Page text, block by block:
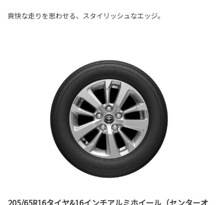
爽快な走りを思わせる、スタイリッシュなエッジ。
205/65R16タイヤ&16インチアルミホイール（センターオ